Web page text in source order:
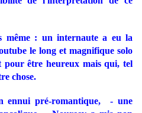
même : un internaute a eu la
le long et magnifique solo
être heureux mais qui, tel
chose.
ennui pré-romantique, - une